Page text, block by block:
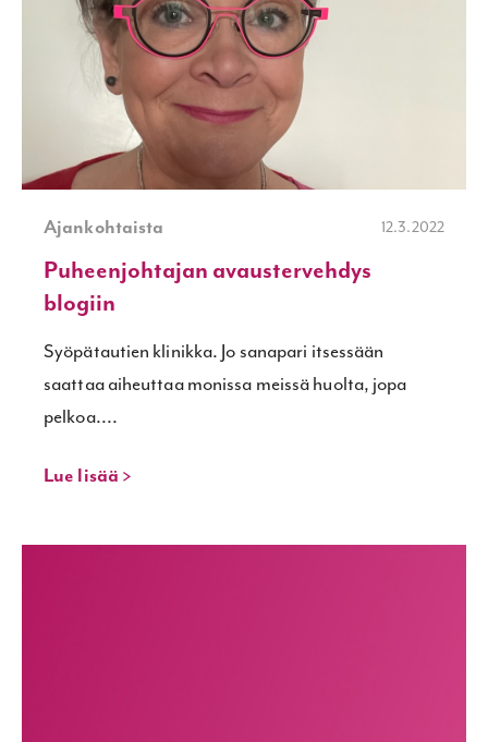
Ajankohtaista 12.3.2022
Puheenjohtajan avaustervehdys
blogiin
Syöpätautien klinikka. Jo sanapari itsessään
saattaa aiheuttaa monissa meissä huolta, jopa
pelkoa....
Lue lisää >